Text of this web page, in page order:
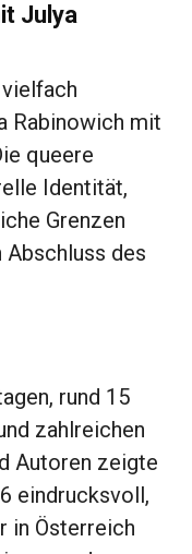
Julya
Rabinowich mit
queere
Identität,
Grenzen
des
rund 15
zahlreichen
Autoren zeigte
eindrucksvoll,
in Österreich